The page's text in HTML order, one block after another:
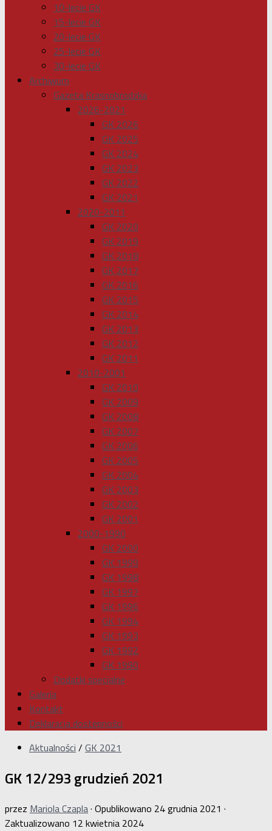
10-lecie GK
15-lecie GK
20-lecie GK
25-lecie GK
30-lecie GK
Archiwum
Gazeta Krasnobrodzka
2026-2021
GK 2026
GK 2025
GK 2024
GK 2023
GK 2022
GK 2021
2020-2011
GK 2020
GK 2019
GK 2018
GK 2017
GK 2016
GK 2015
GK 2014
GK 2013
GK 2012
GK 2011
2010-2001
GK 2010
GK 2009
GK 2008
GK 2007
GK 2006
GK 2005
GK 2004
GK 2003
GK 2002
GK 2001
2000-1990
GK 2000
GK 1999
GK 1998
GK 1997
GK 1996
GK 1994
GK 1993
GK 1992
GK 1990
Dodatki specjalne
Galeria
Kontakt
Deklaracja dostępności
Aktualności / GK 2021
GK 12/293 grudzień 2021
przez Mariola Czapla· Opublikowano 24 grudnia 2021 ·
Zaktualizowano 12 kwietnia 2024